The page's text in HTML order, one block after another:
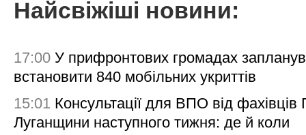
Найсвіжіші новини:
17:00 У прифронтових громадах
встановити 840 мобільних укриттів
15:01 Консультації для ВПО від
Луганщини наступного тижня: де й коли